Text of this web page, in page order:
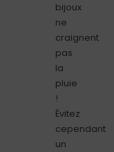
bijoux
ne
craignent
pas
la
pluie
!
Évitez
cependant
un